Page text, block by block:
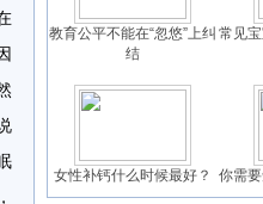
教育公平不能在“忽悠”上纠
结
常见
女性补钙什么时候最好？ 你需